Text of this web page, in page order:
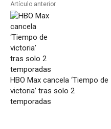
Artículo anterior
HBO Max cancela ‘Tiempo de
victoria’ tras solo 2
temporadas